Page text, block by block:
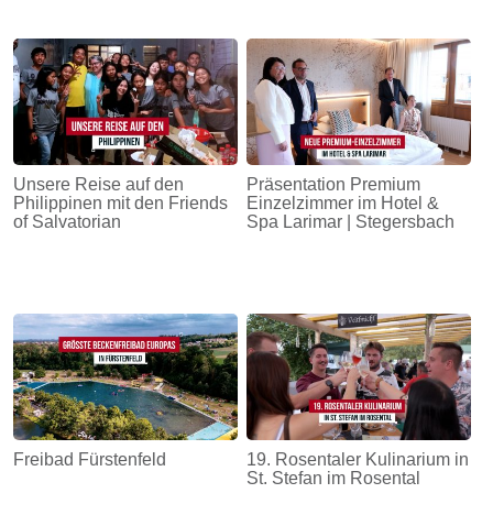
Unsere Reise auf den
Philippinen mit den Friends
of Salvatorian
Präsentation Premium
Einzelzimmer im Hotel &
Spa Larimar | Stegersbach
Freibad Fürstenfeld
19. Rosentaler Kulinarium in
St. Stefan im Rosental